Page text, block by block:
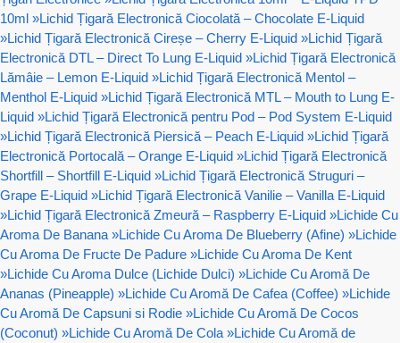
10ml »Lichid Țigară Electronică Ciocolată – Chocolate E-Liquid
»Lichid Țigară Electronică Cireșe – Cherry E-Liquid »Lichid Țigară
Electronică DTL – Direct To Lung E-Liquid »Lichid Țigară Electronică
Lămâie – Lemon E-Liquid »Lichid Țigară Electronică Mentol –
Menthol E-Liquid »Lichid Țigară Electronică MTL – Mouth to Lung E-
Liquid »Lichid Țigară Electronică pentru Pod – Pod System E-Liquid
»Lichid Țigară Electronică Piersică – Peach E-Liquid »Lichid Țigară
Electronică Portocală – Orange E-Liquid »Lichid Țigară Electronică
Shortfill – Shortfill E-Liquid »Lichid Țigară Electronică Struguri –
Grape E-Liquid »Lichid Țigară Electronică Vanilie – Vanilla E-Liquid
»Lichid Țigară Electronică Zmeură – Raspberry E-Liquid »Lichide Cu
Aroma De Banana »Lichide Cu Aroma De Blueberry (Afine) »Lichide
Cu Aroma De Fructe De Padure »Lichide Cu Aroma De Kent
»Lichide Cu Aroma Dulce (Lichide Dulci) »Lichide Cu Aromă De
Ananas (Pineapple) »Lichide Cu Aromă De Cafea (Coffee) »Lichide
Cu Aromă De Capsuni si Rodie »Lichide Cu Aromă De Cocos
(Coconut) »Lichide Cu Aromă De Cola »Lichide Cu Aromă de